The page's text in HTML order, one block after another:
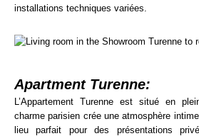
installations techniques variées.
Apartment Turenne:
L’Appartement Turenne est situé en
charme parisien crée une atmosphère
lieu parfait pour des présentations